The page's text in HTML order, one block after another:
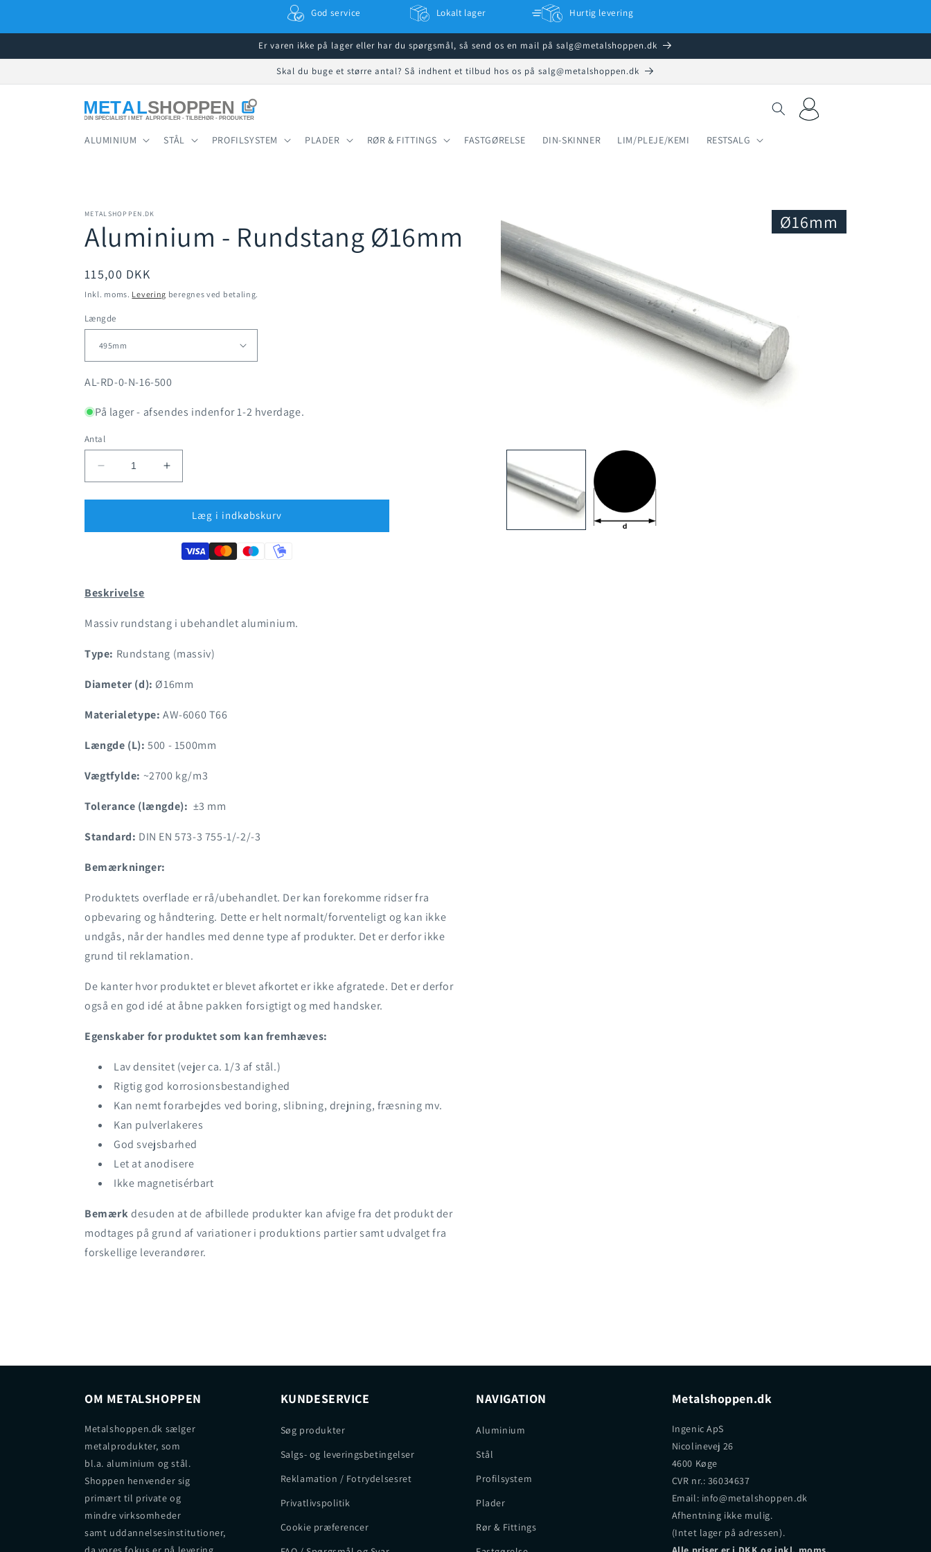
God service Lokalt lager Hurtig levering
Er varen ikke på lager eller har du spørgsmål, så send os en mail på salg@metalshoppen.dk
Skal du buge et større antal? Så indhent et tilbud hos os på salg@metalshoppen.dk
ALUMINIUM STÅL PROFILSYSTEM PLADER RØR & FITTINGS FASTGØRELSE DIN-SKINNER LIM/PLEJE/KEMI RESTSALG
Log
ind
Indkøbskurv
METALSHOPPEN.DK
Aluminium - Rundstang Ø16mm
Normalpris
115,00 DKK
Inkl. moms. Levering beregnes ved betaling.
Længde
SKU:
AL-RD-0-N-16-500
På lager - afsendes indenfor 1-2 hverdage.
Antal
Reducer
antallet
for
-
Øg
antallet
for
Aluminium
-
Rundstang
Ø16mm
Læg i indkøbskurv
Beskrivelse
Massiv rundstang i ubehandlet aluminium.
Type: Rundstang (massiv)
Diameter (d): Ø16mm
Materialetype: AW-6060 T66
Længde (L): 500 - 1500mm
Vægtfylde: ~2700 kg/m3
Tolerance (længde): ±3 mm
Standard: DIN EN 573-3 755-1/-2/-3
Bemærkninger:
Produktets overflade er rå/ubehandlet. Der kan forekomme ridser fra
opbevaring og håndtering. Dette er helt normalt/forventeligt og kan ikke
undgås, når der handles med denne type af produkter. Det er derfor ikke
grund til reklamation.
De kanter hvor produktet er blevet afkortet er ikke afgratede. Det er derfor
også en god idé at åbne pakken forsigtigt og med handsker.
Egenskaber for produktet som kan fremhæves:
Lav densitet (vejer ca. 1/3 af stål.)
Rigtig god korrosionsbestandighed
Kan nemt forarbejdes ved boring, slibning, drejning, fræsning mv.
Kan pulverlakeres
God svejsbarhed
Let at anodisere
Ikke magnetisérbart
Bemærk desuden at de afbillede produkter kan afvige fra det produkt der
modtages på grund af variationer i produktions partier samt udvalget fra
forskellige leverandører.
Ø16mm
OM METALSHOPPEN
Metalshoppen.dk sælger
metalprodukter, som
bl.a. aluminium og stål.
Shoppen henvender sig
primært til private og
mindre virksomheder
samt uddannelsesinstitutioner,
KUNDESERVICE
Søg produkter
Salgs- og leveringsbetingelser
Reklamation / Fotrydelsesret
Privatlivspolitik
Cookie præferencer
NAVIGATION
Aluminium
Stål
Profilsystem
Plader
Rør & Fittings
Metalshoppen.dk
Ingenic ApS
Nicolinevej 26
4600 Køge
CVR nr.: 36034637
Email: info@metalshoppen.dk
Afhentning ikke mulig.
(Intet lager på adressen).